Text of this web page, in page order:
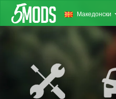
Македонски